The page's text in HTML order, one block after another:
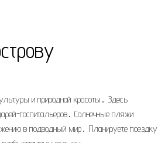
и природной красоты․ Здесь
госпитальеров․ Солнечные пляжи
в подводный мир․ Планируете поездку